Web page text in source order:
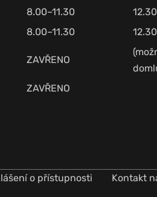
8.00–11.30
8.00–11.30
ZAVŘENO
ZAVŘENO
o přístupnosti Kontakt